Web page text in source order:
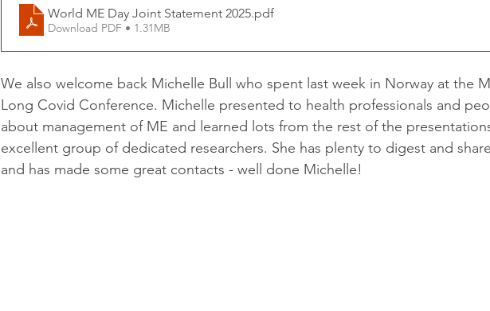
World ME Day Joint Statement 2025.pdf
Download PDF • 1.31MB
We also welcome back Michelle Bull who spent last week in Norway at the
Long Covid Conference. Michelle presented to health professionals and
about management of ME and learned lots from the rest of the
excellent group of dedicated researchers. She has plenty to digest and
and has made some great contacts - well done Michelle!